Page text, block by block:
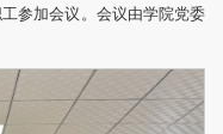
参加会议。会议由学院党委